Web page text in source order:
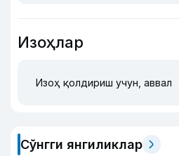
Изоҳлар
Изоҳ қолдириш учун, аввал
Сўнгги янгиликлар